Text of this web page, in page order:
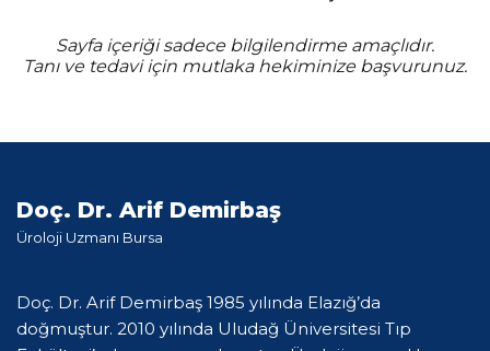
Sayfa içeriği sadece bilgilendirme amaçlıdır.
Tanı ve tedavi için mutlaka hekiminize başvurunuz.
Doç. Dr. Arif Demirbaş
Üroloji Uzmanı Bursa
Doç. Dr. Arif Demirbaş 1985 yılında Elazığ’da
doğmuştur. 2010 yılında Uludağ Üniversitesi Tıp